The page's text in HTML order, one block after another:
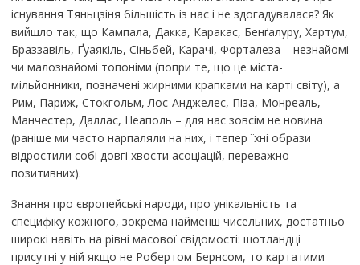
існування Тяньцзіня більшість із нас і не здогадувалася? Як
вийшло так, що Кампала, Дакка, Каракас, Бенґалуру, Хартум,
Браззавіль, Ґуаякіль, Сіньбей, Карачі, Форталеза – незнайомі
чи малознайомі топоніми (попри те, що це міста-
мільйонники, позначені жирними крапками на карті світу), а
Рим, Париж, Стокгольм, Лос-Анджелес, Піза, Монреаль,
Манчестер, Даллас, Неаполь – для нас зовсім не новина
(раніше ми часто нарпаляли на них, і тепер їхні образи
відростили собі довгі хвости асоціацій, переважно
позитивних).
Знання про європейські народи, про унікальність та
специфіку кожного, зокрема найменш чисельних, достатньо
широкі навіть на рівні масової свідомості: шотландці
присутні у ній якщо не Робертом Бернсом, то картатими